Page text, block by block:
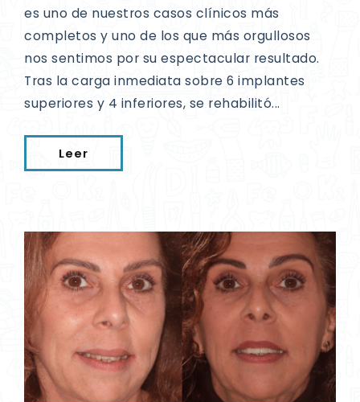
es uno de nuestros casos clínicos más
completos y uno de los que más orgullosos
nos sentimos por su espectacular resultado.
Tras la carga inmediata sobre 6 implantes
superiores y 4 inferiores, se rehabilitó...
Leer